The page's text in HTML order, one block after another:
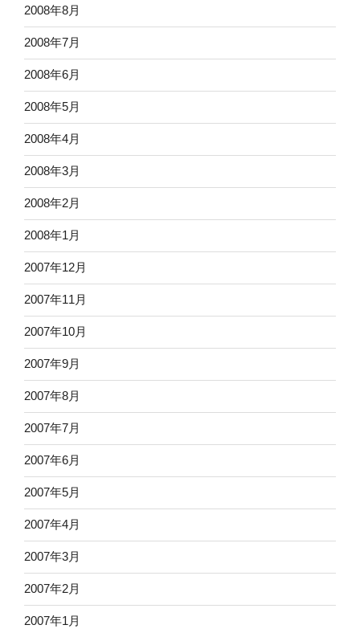
2008年8月
2008年7月
2008年6月
2008年5月
2008年4月
2008年3月
2008年2月
2008年1月
2007年12月
2007年11月
2007年10月
2007年9月
2007年8月
2007年7月
2007年6月
2007年5月
2007年4月
2007年3月
2007年2月
2007年1月